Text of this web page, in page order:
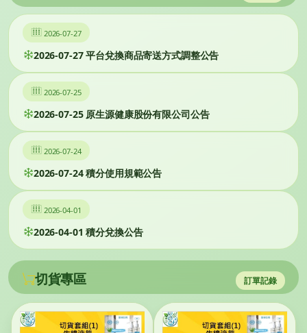
2026-07-27
2026-07-27 平台兌換商品寄送方式調整公告
2026-07-25
2026-07-25 原生源健康股份有限公司公告
2026-07-24
2026-07-24 積分使用規範公告
2026-04-01
2026-04-01 積分兌換公告
切貨專區 訂單記錄